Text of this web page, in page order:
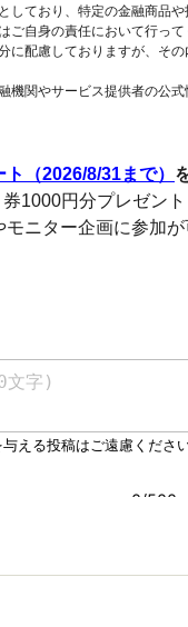
ており、特定の金融商品
自身の責任において行って
に配慮しておりますが、そ
関やサービス提供者の公式
ト（2026/8/31まで）
1000円分プレゼント
ニター企画に参加